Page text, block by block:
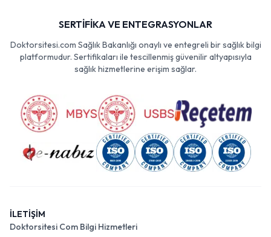
SERTİFİKA VE ENTEGRASYONLAR
Doktorsitesi.com Sağlık Bakanlığı onaylı ve entegreli bir sağlık bilgi
platformudur. Sertifikaları ile tescillenmiş güvenilir altyapısıyla
sağlık hizmetlerine erişim sağlar.
İLETİŞİM
Doktorsitesi Com Bilgi Hizmetleri